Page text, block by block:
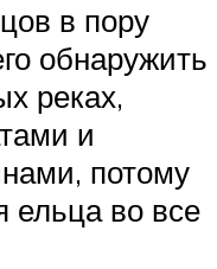
в пору
обнаружить
реках,
и
потому
ельца во все